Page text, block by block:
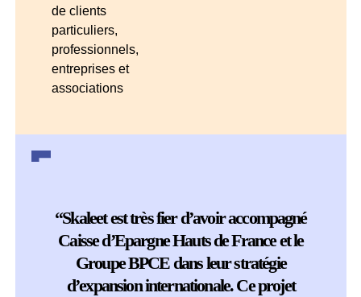
de clients
particuliers,
professionnels,
entreprises et
associations
“Skaleet est très fier d’avoir accompagné
Caisse d’Epargne Hauts de France et le
Groupe BPCE dans leur stratégie
d’expansion internationale. Ce projet